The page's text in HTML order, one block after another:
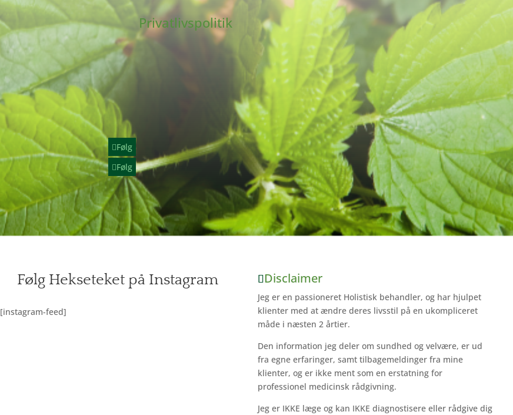
Privatlivspolitik
Følg
Følg
Følg Hekseteket på Instagram
[instagram-feed]
Disclaimer
Jeg er en passioneret Holistisk behandler, og har hjulpet
klienter med at ændre deres livsstil på en ukompliceret
måde i næsten 2 årtier.
Den information jeg deler om sundhed og velvære, er ud
fra egne erfaringer, samt tilbagemeldinger fra mine
klienter, og er ikke ment som en erstatning for
professionel medicinsk rådgivning.
Jeg er IKKE læge og kan IKKE diagnostisere eller rådgive dig